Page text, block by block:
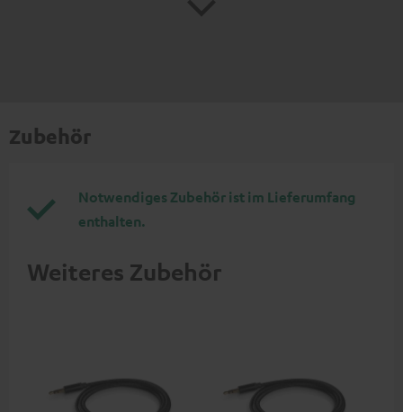
Zubehör
Notwendiges Zubehör ist im Lieferumfang
enthalten.
Weiteres Zubehör